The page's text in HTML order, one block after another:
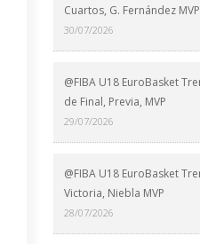
Cuartos, G. Fernández MVP
30/07/2026
@FIBA U18 EuroBasket
de Final, Previa, MVP
29/07/2026
@FIBA U18 EuroBasket
Victoria, Niebla MVP
28/07/2026